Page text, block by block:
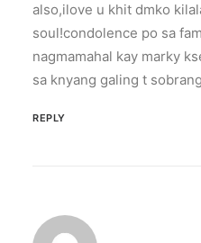
also,ilove u khit dmko
soul!condolence po sa
nagmamahal kay marky
sa knyang galing t
REPLY